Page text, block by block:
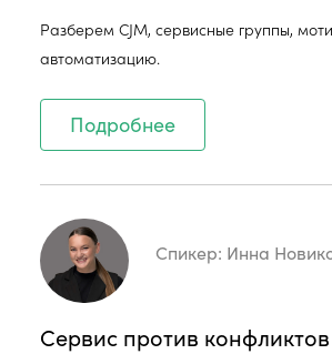
Разберем CJM, сервисные группы,
автоматизацию.
Подробнее
Спикер: Инна
Сервис против конфликтов